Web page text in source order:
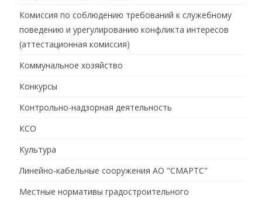
Комиссия по соблюдению требований к служебному
поведению и урегулированию конфликта интересов
(аттестационная комиссия)
Коммунальное хозяйство
Конкурсы
Контрольно-надзорная деятельность
КСО
Культура
Линейно-кабельные сооружения АО "СМАРТС"
Местные нормативы градостроительного